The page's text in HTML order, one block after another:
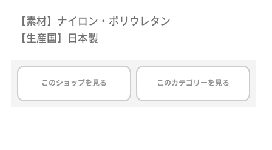
【素材】ナイロン・ポリウレタン
【生産国】日本製
このショップを見る このカテゴリーを見る